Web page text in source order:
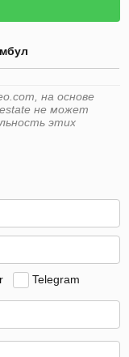
на основе
не может
этих
Telegram